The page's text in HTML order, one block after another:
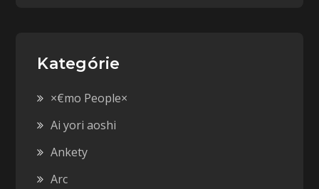
Kategórie
×€mo People×
Ai yori aoshi
Ankety
Arc